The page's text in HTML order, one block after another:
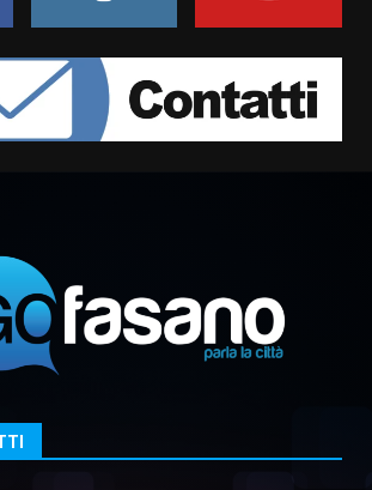
Rivoluzione”: nuovo
appuntamento con “Fasano in
Banda”
campionato di calcio”
7 Agosto 2026 06:00
Fasanese ferito a colpi di arma
6 Agosto 2026 18:13